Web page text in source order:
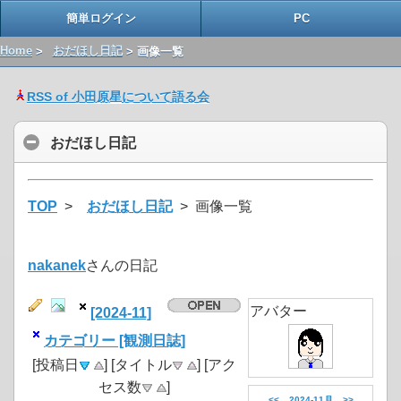
簡単ログイン PC
Home > おだほし日記> 画像一覧
RSS of 小田原星について語る会
おだほし日記
TOP > おだほし日記> 画像一覧
nakanekさんの日記
[2024-11]
カテゴリー [観測日誌]
[投稿日
] [タイトル
] [アク
セス数
]
アバター